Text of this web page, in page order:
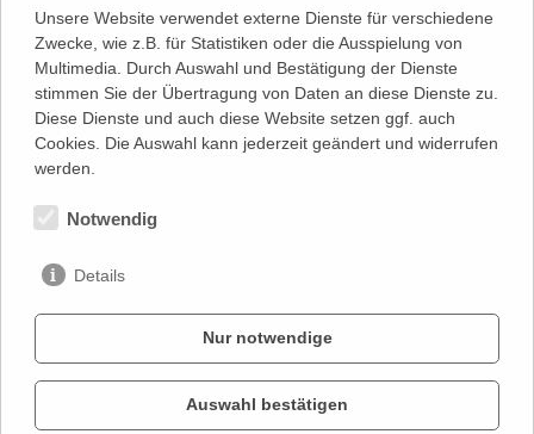
zum Spielplan
Unsere Website verwendet externe Dienste für verschiedene
Zwecke, wie z.B. für Statistiken oder die Ausspielung von
Multimedia. Durch Auswahl und Bestätigung der Dienste
stimmen Sie der Übertragung von Daten an diese Dienste zu.
Diese Dienste und auch diese Website setzen ggf. auch
Cookies. Die Auswahl kann jederzeit geändert und widerrufen
werden.
Notwendig
Details
Nur notwendige
Auswahl bestätigen